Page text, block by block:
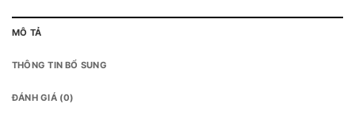
MÔ TẢ
THÔNG TIN BỔ SUNG
ĐÁNH GIÁ (0)